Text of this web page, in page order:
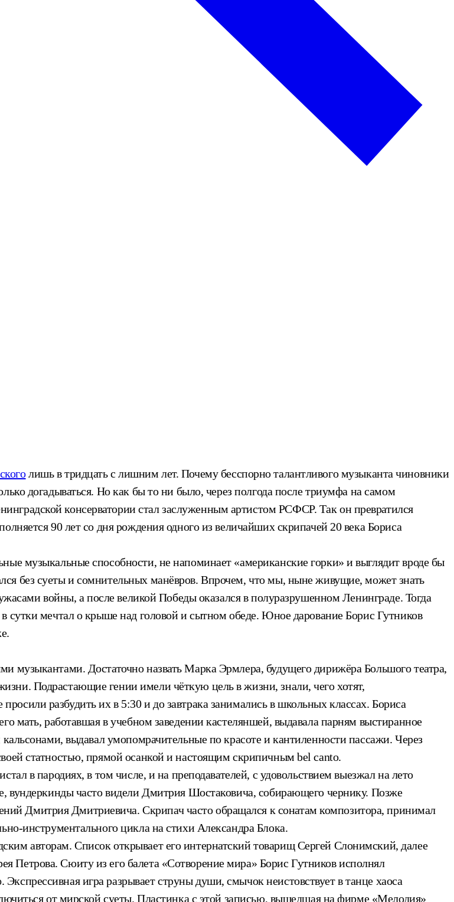
лишь в тридцать с лишним лет. Почему бесспорно талантливого музыканта чиновники
догадываться. Но как бы то ни было, через полгода после триумфа на самом
консерватории стал заслуженным артистом РСФСР. Так он превратился
90 лет со дня рождения одного из величайших скрипачей 20 века Бориса
музыкальные способности, не напоминает «американские горки» и выглядит вроде бы
без суеты и сомнительных манёвров. Впрочем, что мы, ныне живущие, может знать
войны, а после великой Победы оказался в полуразрушенном Ленинграде. Тогда
сутки мечтал о крыше над головой и сытном обеде. Юное дарование Борис Гутников
музыкантами. Достаточно назвать Марка Эрмлера, будущего дирижёра Большого театра,
Подрастающие гении имели чёткую цель в жизни, знали, чего хотят,
разбудить их в 5:30 и до завтрака занимались в школьных классах. Бориса
мать, работавшая в учебном заведении кастеляншей, выдавала парням выстиранное
выдавал умопомрачительные по красоте и кантиленности пассажи. Через
статностью, прямой осанкой и настоящим скрипичным bel canto.
в пародиях, в том числе, и на преподавателей, с удовольствием выезжал на лето
вундеркинды часто видели Дмитрия Шостаковича, собирающего чернику. Позже
Дмитрия Дмитриевича. Скрипач часто обращался к сонатам композитора, принимал
инструментального цикла на стихи Александра Блока.
авторам. Список открывает его интернатский товарищ Сергей Слонимский, далее
Сюиту из его балета «Сотворение мира» Борис Гутников исполнял
игра разрывает струны души, смычок неистовствует в танце хаоса
от мирской суеты. Пластинка с этой записью, вышедшая на фирме «Мелодия»